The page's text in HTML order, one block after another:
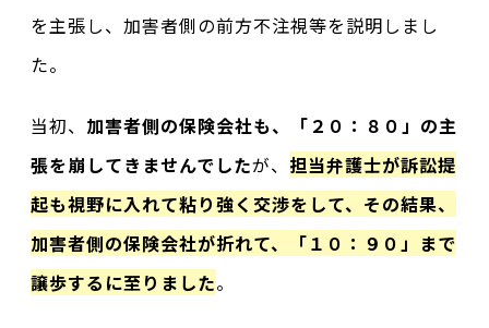
を主張し、加害者側の前方不注視等を説明しまし
た。
当初、 加害者側の保険会社も、「２０：８０」の主
張を崩してきませんでしたが、 担当弁護士が訴訟提
起も視野に入れて粘り強く交渉をして、その結果、
加害者側の保険会社が折れて、「１０：９０」まで
譲歩するに至りました。